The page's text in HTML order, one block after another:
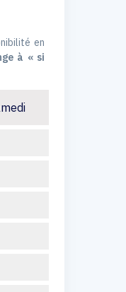
en
à « si